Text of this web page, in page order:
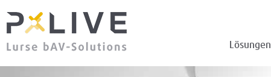
Lösungen